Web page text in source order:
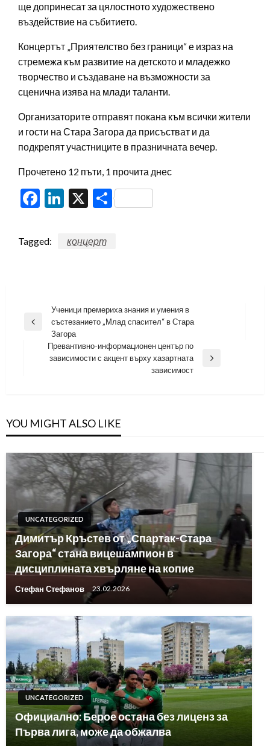
ще допринесат за цялостното художествено
въздействие на събитието.
Концертът „Приятелство без граници“ е израз на
стремежа към развитие на детското и младежко
творчество и създаване на възможности за
сценична изява на млади таланти.
Организаторите отправят покана към всички жители
и гости на Стара Загора да присъстват и да
подкрепят участниците в празничната вечер.
Прочетено 12 пъти, 1 прочита днес
Facebook
LinkedIn
X Share
Tagged: концерт
Навигация
Previous
Ученици премериха знания и умения в
състезанието „Млад спасител“ в Стара
Загора
Next
Превантивно-информационен център по
зависимости с акцент върху хазартната
зависимост
YOU MIGHT ALSO LIKE
UNCATEGORIZED
Димитър Кръстев от „Спартак-Стара
Загора“ стана вицешампион в
дисциплината хвърляне на копие
Стефан Стефанов 23.02.2026
UNCATEGORIZED
Официално: Берое остана без лиценз за
Първа лига, може да обжалва